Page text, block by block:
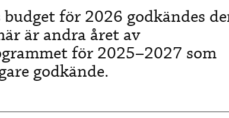
för 2026 godkändes
är andra året av
för 2025–2027 som
godkände.